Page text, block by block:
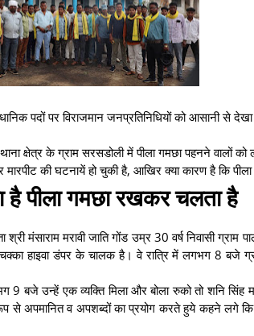
पदों पर विराजमान जनप्रतिनिधियों को आसानी से
क्षेत्र के ग्राम सरसडोली में पीला गमछा पहनने वालों को
मारपीट की घटनायें हो चुकी है, आखिर क्या कारण है कि
है पीला गमछा रखकर चलता है
मरावी जाति गोंड उम्र 30 वर्ष निवासी ग्राम
हाइवा डंपर के चालक है। वे रात्रि में लगभग 8 बजे
9 बजे उन्हें एक व्यक्ति मिला और बोला रुको तो शनि
अपमानित व अपशब्दों का प्रयोग करते हुये कहने लगे कि